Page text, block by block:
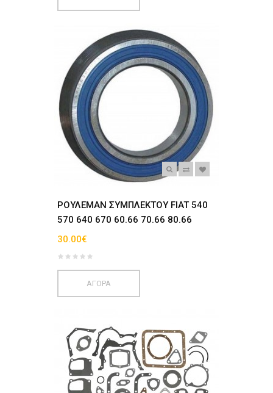
ΡΟΥΛΕΜΑΝ ΣΥΜΠΛΕΚΤΟΥ FIAT 540
570 640 670 60.66 70.66 80.66
30.00€
ΑΓΟΡΑ